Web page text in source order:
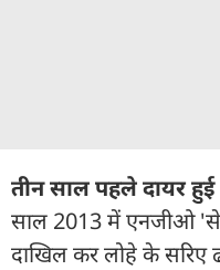
तीन साल पहले दायर हुई
साल 2013 में एनजीओ
दाखिल कर लोहे के सरिए